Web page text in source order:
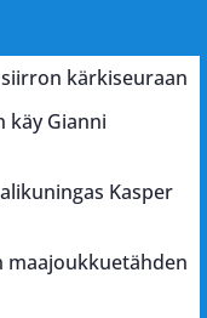
kärkiseuraan
käy Gianni
Kasper
maajoukkuetähden